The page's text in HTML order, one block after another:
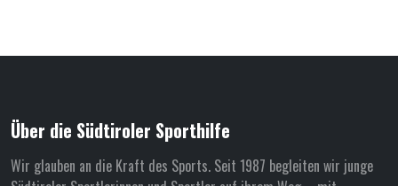
Über die Südtiroler Sporthilfe
Wir glauben an die Kraft des Sports. Seit 1987 begleiten wir junge